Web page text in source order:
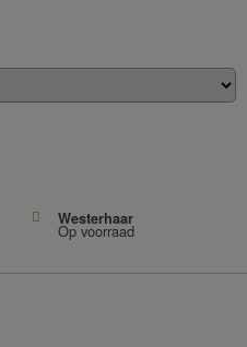
Westerhaar
Op voorraad